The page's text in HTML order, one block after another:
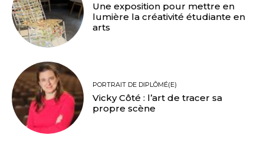
Une exposition pour mettre en
lumière la créativité étudiante en
arts
PORTRAIT DE DIPLÔMÉ(E)
Vicky Côté : l’art de tracer sa
propre scène